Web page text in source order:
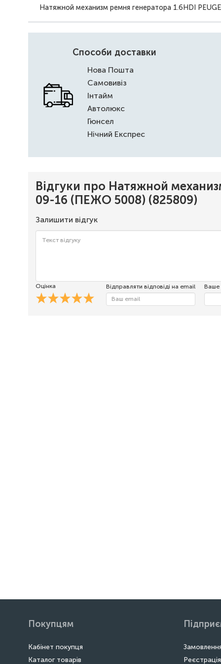
Натяжной механизм ремня генератора 1.6HDI
Способи доставки
Нова Пошта
Самовивіз
Інтайм
Автолюкс
Гюнсел
Нічний Експрес
Відгуки про Натяжной
09-16 (ПЕЖО 5008) (825809)
Залишити відгук
Оцінка Відправляти відповіді на email Ваше
Покупцям
Кабінет покупця
Каталог товарів